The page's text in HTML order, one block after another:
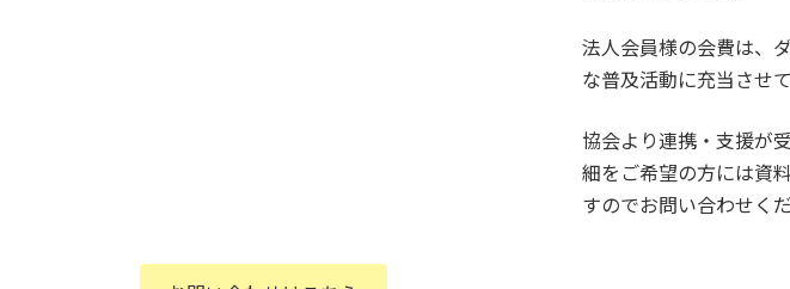
法人会員様の会費は、
な普及活動に充当させ
協会より連携・支援が
細をご希望の方には資
すのでお問い合わせくだ